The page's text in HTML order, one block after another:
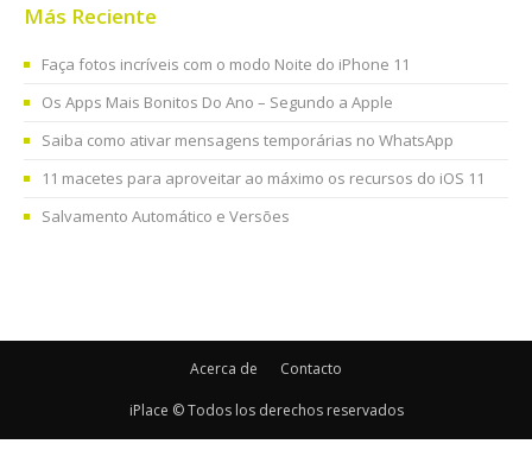
Más Reciente
Faça fotos incríveis com o modo Noite do iPhone 11
Os Apps Mais Bonitos Do Ano – Segundo a Apple
Saiba como ativar mensagens temporárias no WhatsApp
11 macetes para aproveitar ao máximo os recursos do iOS 11
Salvamento Automático e Versões
Acerca de Contacto
iPlace © Todos los derechos reservados